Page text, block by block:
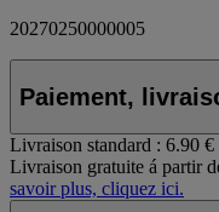
20270250000005
Paiement,
Livraison standard : 6.90 €
Livraison gratuite á partir
savoir plus, cliquez ici.